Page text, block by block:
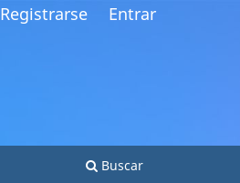
Registrarse Entrar
Buscar